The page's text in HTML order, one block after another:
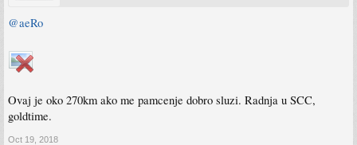
@aeRo
Ovaj je oko 270km ako me pamcenje dobro sluzi. Radnja u SCC,
goldtime.
Oct 19, 2018